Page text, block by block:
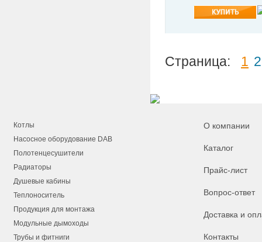
Страница: 1 2
Котлы
Насосное оборудование DAB
Полотенцесушители
Радиаторы
Душевые кабины
Теплоноситель
Продукция для монтажа
Модульные дымоходы
Трубы и фитниги
О компании
Каталог
Прайс-лист
Вопрос-ответ
Доставка и
Контакты